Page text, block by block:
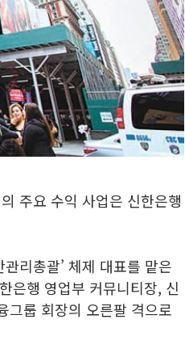
주요 수익 사업은 신한은행
리총괄’ 체제 대표를 맡은
은행 영업부 커뮤니티장, 신
그룹 회장의 오른팔 격으로